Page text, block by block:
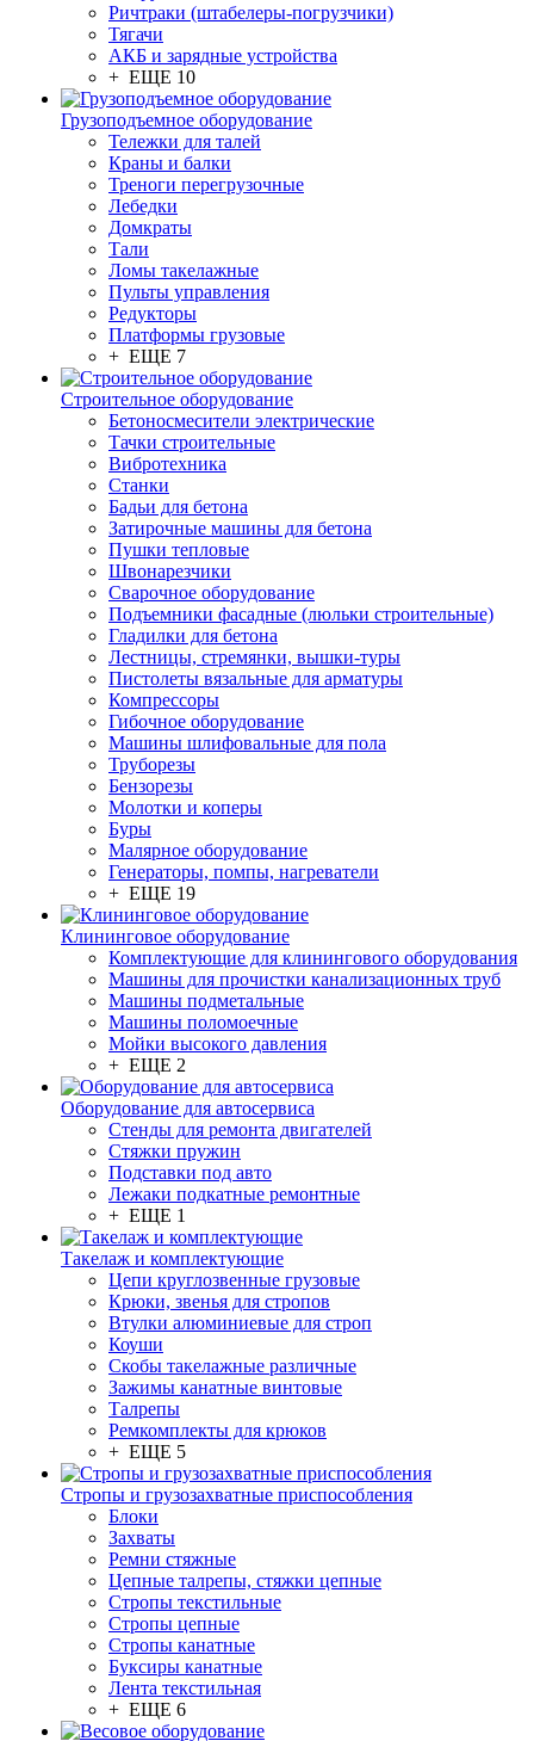
Ричтраки (штабелеры-погрузчики)
Тягачи
АКБ и зарядные устройства
+ ЕЩЕ 10
Грузоподъемное оборудование
Тележки для талей
Краны и балки
Треноги перегрузочные
Лебедки
Домкраты
Тали
Ломы такелажные
Пульты управления
Редукторы
Платформы грузовые
+ ЕЩЕ 7
Строительное оборудование
Бетоносмесители электрические
Тачки строительные
Вибротехника
Станки
Бадьи для бетона
Затирочные машины для бетона
Пушки тепловые
Швонарезчики
Сварочное оборудование
Подъемники фасадные (люльки строительные)
Гладилки для бетона
Лестницы, стремянки, вышки-туры
Пистолеты вязальные для арматуры
Компрессоры
Гибочное оборудование
Машины шлифовальные для пола
Труборезы
Бензорезы
Молотки и коперы
Буры
Малярное оборудование
Генераторы, помпы, нагреватели
+ ЕЩЕ 19
Клининговое оборудование
Комплектующие для клинингового оборудования
Машины для прочистки канализационных труб
Машины подметальные
Машины поломоечные
Мойки высокого давления
+ ЕЩЕ 2
Оборудование для автосервиса
Стенды для ремонта двигателей
Стяжки пружин
Подставки под авто
Лежаки подкатные ремонтные
+ ЕЩЕ 1
Такелаж и комплектующие
Цепи круглозвенные грузовые
Крюки, звенья для стропов
Втулки алюминиевые для строп
Коуши
Скобы такелажные различные
Зажимы канатные винтовые
Талрепы
Ремкомплекты для крюков
+ ЕЩЕ 5
Стропы и грузозахватные приспособления
Блоки
Захваты
Ремни стяжные
Цепные талрепы, стяжки цепные
Стропы текстильные
Стропы цепные
Стропы канатные
Буксиры канатные
Лента текстильная
+ ЕЩЕ 6